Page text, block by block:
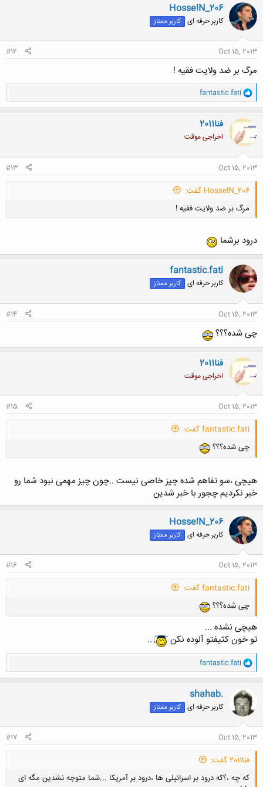
Hosse!N_206
کاربر حرفه ای کاربر ممتاز
Oct 15, 2013
#12
مرگ بر ضد ولایت فقیه !
و
ا
ک
ن
ش
ه
ا
fantastic.fati
فنا2011
اخراجی موقت
Oct 15, 2013
#13
Hosse!N_206 گفت:
مرگ بر ضد ولایت فقیه !
کلیک کنید تا باز شود...
درود برشما
fantastic.fati
کاربر حرفه ای کاربر ممتاز
Oct 15, 2013
#14
چی شده؟؟؟
فنا2011
اخراجی موقت
Oct 15, 2013
#15
fantastic.fati گفت:
چی شده؟؟؟
هیچی ،سو تفاهم شده چیز خاصی نیست ..چون چیز مهمی نبود شما رو
خبر نکردیم چجور با خبر شدین
Hosse!N_206
کاربر حرفه ای کاربر ممتاز
Oct 15, 2013
#16
fantastic.fati گفت:
چی شده؟؟؟
هیچی نشده ...
تو خون کثیفتو آلوده نکن
..
و
ا
ک
ن
ش
ه
ا
fantastic.fati
shahab.
کاربر حرفه ای کاربر ممتاز
Oct 15, 2013
#17
فنا2011 گفت:
که چه ،؟که درود بر اسرائیلی ها ،درود بر آمریکا ...شما متوجه نشدین مگه ای